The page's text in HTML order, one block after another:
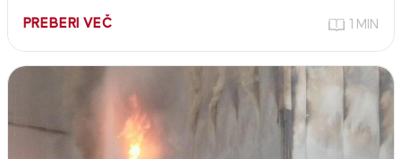
PREBERI VEČ 1 MIN